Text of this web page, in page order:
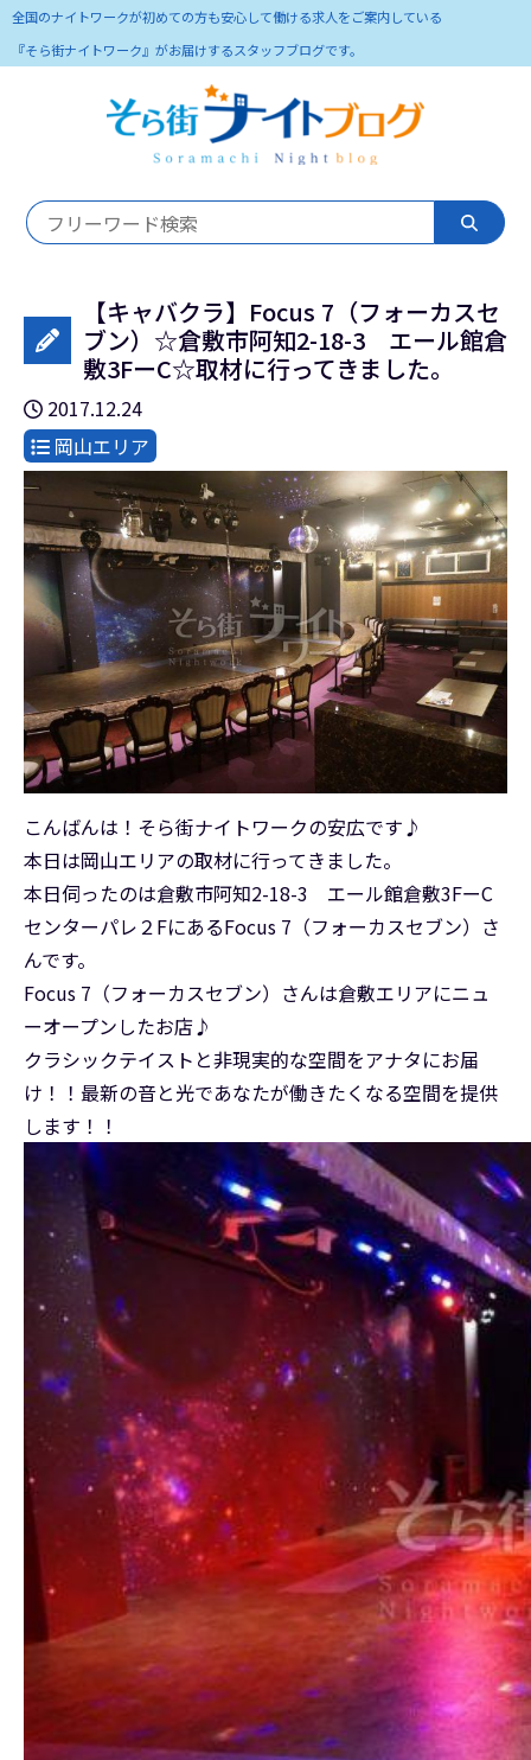
全国のナイトワークが初めての方も安心して働ける求人をご案内している
『そら街ナイトワーク』がお届けするスタッフブログです。
【キャバクラ】Focus 7（フォーカスセ
ブン）☆倉敷市阿知2-18-3 エール館倉
敷3FーC☆取材に行ってきました。
2017.12.24
岡山エリア
こんばんは！そら街ナイトワークの安広です♪
本日は岡山エリアの取材に行ってきました。
本日伺ったのは倉敷市阿知2-18-3 エール館倉敷3FーC
センターパレ２FにあるFocus 7（フォーカスセブン）さ
んです。
Focus 7（フォーカスセブン）さんは倉敷エリアにニュ
ーオープンしたお店♪
クラシックテイストと非現実的な空間をアナタにお届
け！！最新の音と光であなたが働きたくなる空間を提供
します！！